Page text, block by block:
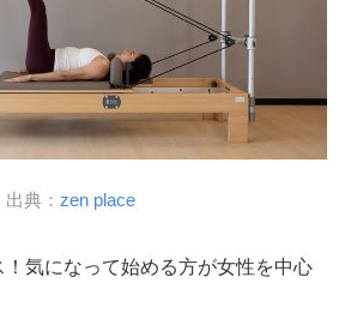
出典： zen place
気になって始める方が女性を中心